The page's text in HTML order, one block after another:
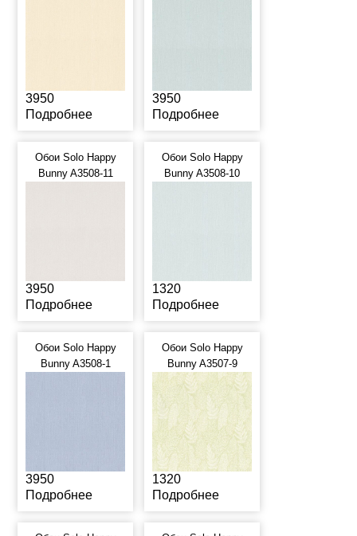
3950
Подробнее
3950
Подробнее
Обои Solo Happy
Bunny A3508-11
3950
Подробнее
Обои Solo Happy
Bunny A3508-10
1320
Подробнее
Обои Solo Happy
Bunny A3508-1
3950
Подробнее
Обои Solo Happy
Bunny A3507-9
1320
Подробнее